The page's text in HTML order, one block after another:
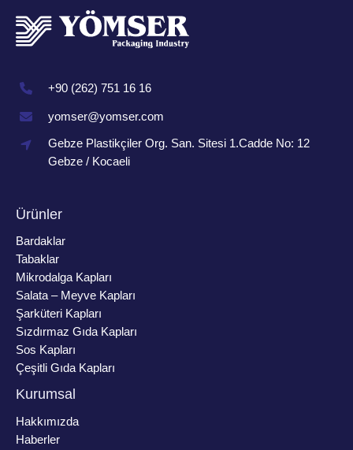
+90 (262) 751 16 16
yomser@yomser.com
Gebze Plastikçiler Org. San. Sitesi 1.Cadde No: 12
Gebze / Kocaeli
Ürünler
Bardaklar
Tabaklar
Mikrodalga Kapları
Salata – Meyve Kapları
Şarküteri Kapları
Sızdırmaz Gıda Kapları
Sos Kapları
Çeşitli Gıda Kapları
Kurumsal
Hakkımızda
Haberler